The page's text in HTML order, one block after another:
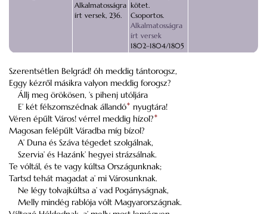
Alkalmatosságra
írt versek, 236.
kötet.
Csoportos.
Alkalmatosságra
írt versek
1802–1804/1805
Szerentsétlen Belgrád! óh meddig tántorogsz,
Eggy kézről másikra valyon meddig forogsz?
Állj meg örökösen, ’s pihenj utóljára
E’ két félszomszédnak állandó* nyugtára!
Véren épűlt Város! vérrel meddig hízol?*
Magosan felépűlt Váradba míg bízol?
A’ Duna és Száva tégedet szolgálnak,
Szervia’ és Hazánk’ hegyei strázsálnak.
Te vóltál, és te vagy kúltsa Országunknak;
Tartsd tehát magadat a’ mi Városunknak.
Ne légy tolvajkúltsa a’ vad Pogányságnak,
Melly mindég rablója vólt Magyarországnak.